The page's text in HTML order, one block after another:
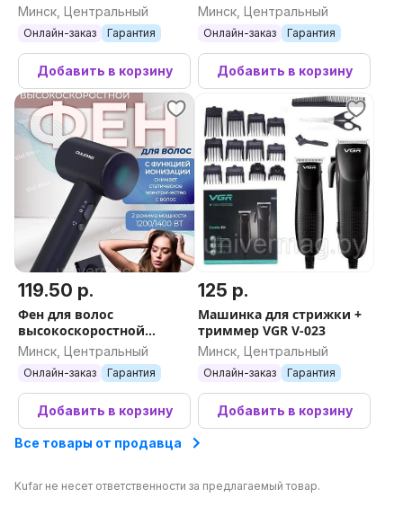
Минск, Центральный
Онлайн-заказ Гарантия
Добавить в корзину
Минск, Центральный
Онлайн-заказ Гарантия
Добавить в корзину
119.50 р.
Фен для волос
высокоскоростной
OULEMEI OLM-CF004
Минск, Центральный
Онлайн-заказ Гарантия
Добавить в корзину
125 р.
Машинка для стрижки +
триммер VGR V-023
Минск, Центральный
Онлайн-заказ Гарантия
Добавить в корзину
Все товары от продавца
Kufar не несет ответственности за предлагаемый товар.